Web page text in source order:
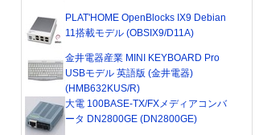
PLAT'HOME OpenBlocks IX9 Debian
11搭載モデル (OBSIX9/D11A)
金井電器産業 MINI KEYBOARD Pro
USBモデル 英語版 (金井電器)
(HMB632KUS/R)
大電 100BASE-TX/FXメディアコンバ
ータ DN2800GE (DN2800GE)